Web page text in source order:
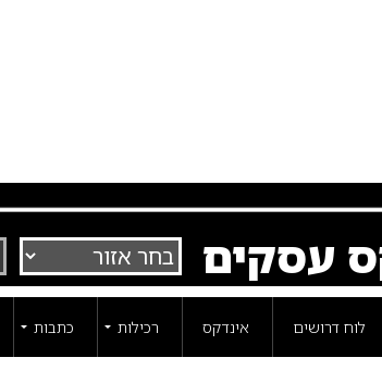
עסקים
לוח דרושים אינדקס רכילות כתבות